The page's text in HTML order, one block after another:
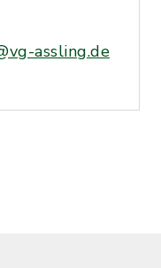
assling.de